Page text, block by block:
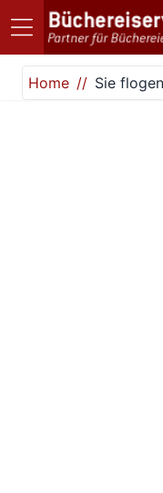
Direkt zum Inhalt
Home
Sie